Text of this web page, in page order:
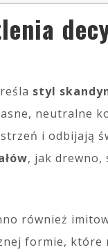
styl
neutralne
i odbijają
, jak drewno,
również
formie, które